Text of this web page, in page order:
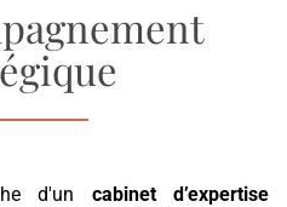
d'un cabinet d’expertise